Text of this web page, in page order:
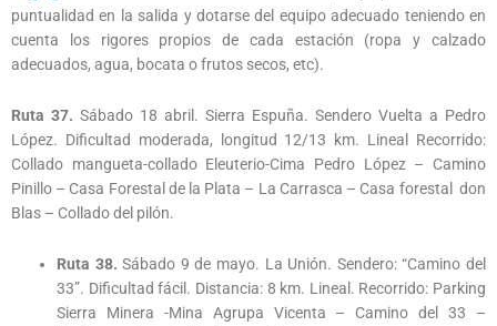
puntualidad en la salida y dotarse del equipo adecuado teniendo en
cuenta los rigores propios de cada estación (ropa y calzado
adecuados, agua, bocata o frutos secos, etc).
Ruta 37. Sábado 18 abril. Sierra Espuña. Sendero Vuelta a Pedro
López. Dificultad moderada, longitud 12/13 km. Lineal Recorrido:
Collado mangueta-collado Eleuterio-Cima Pedro López – Camino
Pinillo – Casa Forestal de la Plata – La Carrasca – Casa forestal don
Blas – Collado del pilón.
Ruta 38.Sábado 9 de mayo. La Unión. Sendero: “Camino del
33”. Dificultad fácil. Distancia: 8 km. Lineal. Recorrido: Parking
Sierra Minera -Mina Agrupa Vicenta – Camino del 33 –